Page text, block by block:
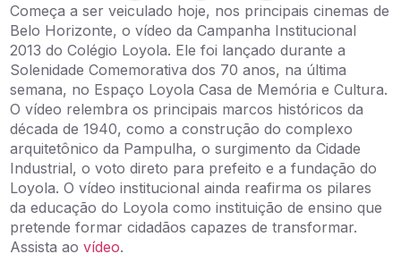
Começa a ser veiculado hoje, nos principais cinemas de
Belo Horizonte, o vídeo da Campanha Institucional
2013 do Colégio Loyola. Ele foi lançado durante a
Solenidade Comemorativa dos 70 anos, na última
semana, no Espaço Loyola Casa de Memória e Cultura.
O vídeo relembra os principais marcos históricos da
década de 1940, como a construção do complexo
arquitetônico da Pampulha, o surgimento da Cidade
Industrial, o voto direto para prefeito e a fundação do
Loyola. O vídeo institucional ainda reafirma os pilares
da educação do Loyola como instituição de ensino que
pretende formar cidadãos capazes de transformar.
Assista aovídeo.